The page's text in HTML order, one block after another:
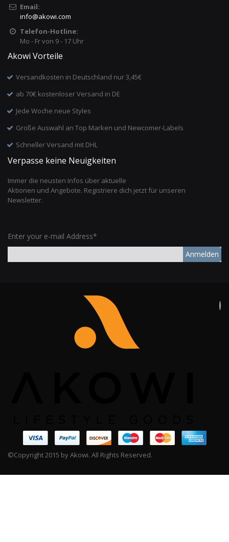
Email:
info@akowi.com
Telefon-Hotline:
Mo - Fr von 9 - 17 Uhr
Akowi Vorteile
Versandkosten in Deutschland nur 3,45€
ab 70€ kostenloser Versand in DE
Jede Woche neue Styles
Große Auswahl an Top Marken und Newcomer-Labels
Schneller Versand mit DHL
Verpasse keine Neuigkeiten
Immer die neusten Infos über aktuelle
Aktionen und Angebote. Registriere dich jetzt für unseren
Newsletter.
Enter your e-mail Address*
Anmelden
©Copyright 2015 by Akowi. All Rights Reserved.